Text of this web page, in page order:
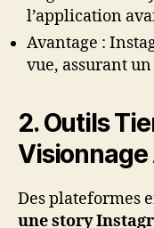
l’application
Avantage :
vue, assurant
2. Outils
Des plateformes
une story